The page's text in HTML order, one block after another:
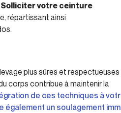
Solliciter votre ceinture
répartissant ainsi
plus sûres et respectueuses
corps contribue à maintenir la
de ces techniques à votr
également un soulagement imm